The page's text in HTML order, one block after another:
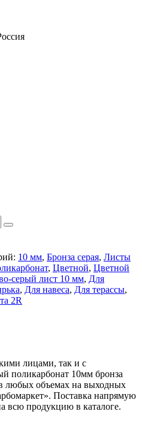
10 мм, Бронза серая, Листы
, Цветной, Цветной
серый лист 10 мм, Для
, Для навеса, Для терассы,
2R
лицами, так и с
поликарбонат 10мм бронза
любых объемах на выходных
Поставка напрямую
всю продукцию в каталоге.